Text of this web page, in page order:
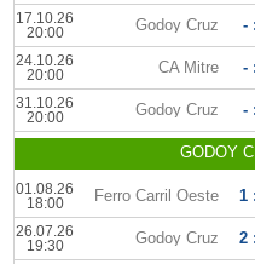
17.10.26
20:00
Godoy Cruz -
24.10.26
20:00
CA Mitre -
31.10.26
20:00
Godoy Cruz -
GODOY
01.08.26
18:00
Ferro Carril Oeste 1
26.07.26
19:30
Godoy Cruz 2